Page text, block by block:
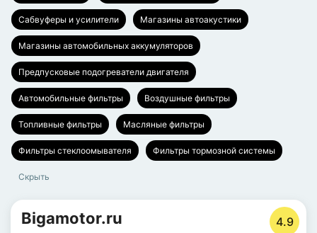
Сабвуферы и усилители Магазины автоакустики
Магазины автомобильных аккумуляторов
Предпусковые подогреватели двигателя
Автомобильные фильтры Воздушные фильтры
Топливные фильтры Масляные фильтры
Фильтры стеклоомывателя Фильтры тормозной системы
Скрыть
Bigamotor.ru 4.9